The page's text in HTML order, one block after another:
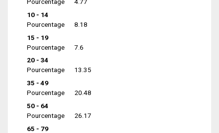
10 - 14
Pourcentage
8.18
15 - 19
Pourcentage
7.6
20 - 34
Pourcentage
13.35
35 - 49
Pourcentage
20.48
50 - 64
Pourcentage
26.17
65 - 79